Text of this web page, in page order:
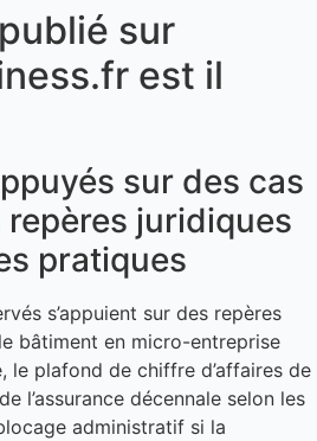
sur
est il
sur des cas
juridiques
pratiques
s’appuient sur des repères
bâtiment en micro-entreprise
le plafond de chiffre d’affaires de
l’assurance décennale selon les
administratif si la